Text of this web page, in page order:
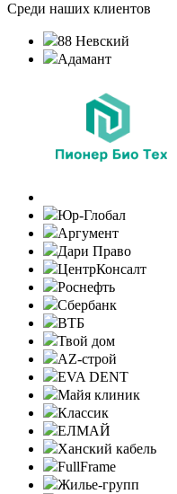
Среди наших клиентов
88 Невский
Адамант
Юр-Глобал
Аргумент
Дари Право
ЦентрКонсалт
Роснефть
Сбербанк
ВТБ
Твой дом
AZ-строй
EVA DENT
Майя клиник
Классик
ЕЛМАЙ
Ханский кабель
FullFrame
Жилье-групп